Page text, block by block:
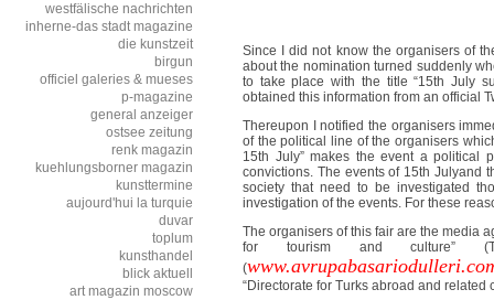
Since I did not know the organisers of
about the nomination turned suddenly
to take place with the title “15th July
obtained this information from an official
Thereupon I notified the organisers
of the political line of the organisers
15th July” makes the event a political
convictions. The events of 15th Julyand
society that need to be investigated
investigation of the events. For these
The organisers of this fair are the media
for tourism and culture”
(
“Directorate for Turks abroad and related
westfälische nachrichten
inherne-das stadt magazine
die kunstzeit
birgun
officiel galeries & mueses
p-magazine
general anzeiger
ostsee zeitung
renk magazin
kuehlungsborner magazin
kunsttermine
aujourd'hui la turquie
duvar
toplum
kunsthandel
blick aktuell
art magazin moscow